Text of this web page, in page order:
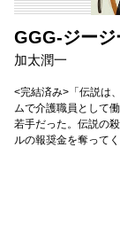
GGG-ジージ
加太潤一
<完結済み>「伝説は
ムで介護職員として
若手だった。伝説の
ルの報奨金を奪って